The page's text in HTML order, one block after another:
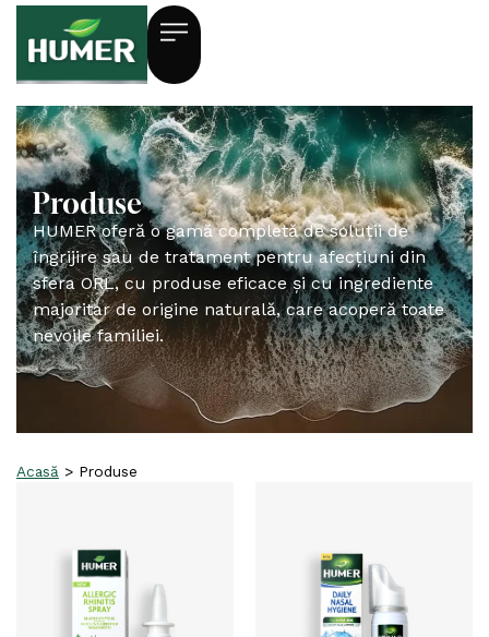
Produse
HUMER oferă o gamă completă de soluții de
îngrijire sau de tratament pentru afecțiuni din
sfera ORL, cu produse eficace și cu ingrediente
majoritar de origine naturală, care acoperă toate
nevoile familiei.
Acasă > Produse